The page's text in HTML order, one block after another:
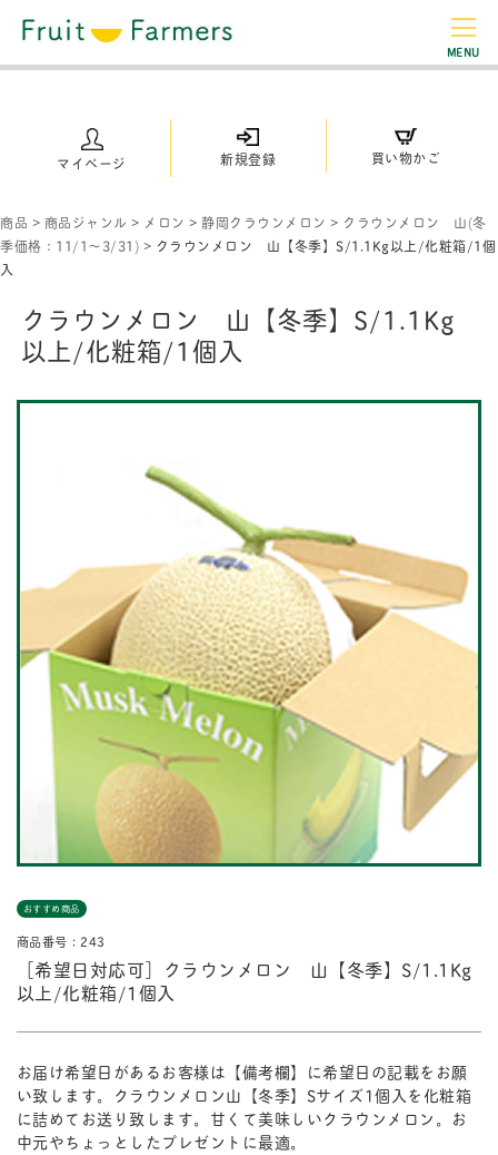
MENU
マイページ 新規登録 買い物かご
商品 > 商品ジャンル > メロン > 静岡クラウンメロン > クラウンメロン 山(冬
季価格：11/1～3/31) > クラウンメロン 山【冬季】S/1.1Kg以上/化粧箱/1個
入
クラウンメロン 山【冬季】S/1.1Kg
以上/化粧箱/1個入
おすすめ商品
商品番号：243
［希望日対応可］クラウンメロン 山【冬季】S/1.1Kg
以上/化粧箱/1個入
お届け希望日があるお客様は【備考欄】に希望日の記載をお願
い致します。クラウンメロン山【冬季】Sサイズ1個入を化粧箱
に詰めてお送り致します。甘くて美味しいクラウンメロン。お
中元やちょっとしたプレゼントに最適。